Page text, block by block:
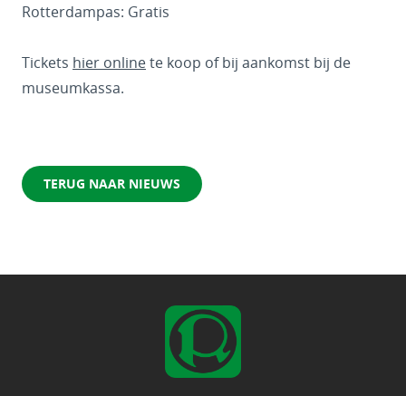
Rotterdampas: Gratis
Tickets hier onlinete koop of bij aankomst bij de
museumkassa.
TERUG NAAR NIEUWS